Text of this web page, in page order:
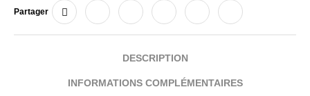
Partager
DESCRIPTION
INFORMATIONS COMPLÉMENTAIRES